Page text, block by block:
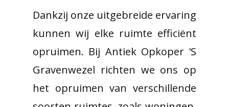
Dankzij onze uitgebreide ervaring
kunnen wij elke ruimte efficiënt
opruimen. Bij Antiek Opkoper 'S
Gravenwezel richten we ons op
het opruimen van verschillende